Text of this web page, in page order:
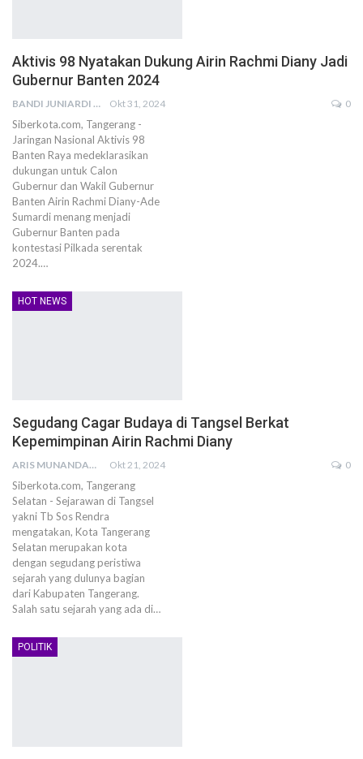
Aktivis 98 Nyatakan Dukung Airin Rachmi Diany Jadi
Gubernur Banten 2024
BANDI JUNIARDI Okt 31, 2024 0
Siberkota.com, Tangerang -
Jaringan Nasional Aktivis 98
Banten Raya medeklarasikan
dukungan untuk Calon
Gubernur dan Wakil Gubernur
Banten Airin Rachmi Diany-Ade
Sumardi menang menjadi
Gubernur Banten pada
kontestasi Pilkada serentak
2024.…
HOT NEWS
Segudang Cagar Budaya di Tangsel Berkat
Kepemimpinan Airin Rachmi Diany
ARIS MUNANDAR Okt 21, 2024 0
Siberkota.com, Tangerang
Selatan - Sejarawan di Tangsel
yakni Tb Sos Rendra
mengatakan, Kota Tangerang
Selatan merupakan kota
dengan segudang peristiwa
sejarah yang dulunya bagian
dari Kabupaten Tangerang.
Salah satu sejarah yang ada di…
POLITIK